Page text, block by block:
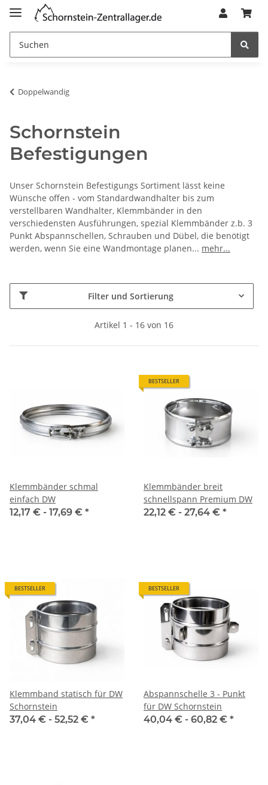
Doppelwandig
Schornstein
Befestigungen
Unser Schornstein Befestigungs Sortiment lässt keine
Wünsche offen - vom Standardwandhalter bis zum
verstellbaren Wandhalter, Klemmbänder in den
verschiedensten Ausführungen, spezial Klemmbänder z.b. 3
Punkt Abspannschellen, Schrauben und Dübel, die benötigt
werden, wenn Sie eine Wandmontage planen... mehr...
Filter und Sortierung
Artikel 1 - 16 von 16
Klemmbänder schmal
einfach DW
12,17 € - 17,69 € *
BESTSELLER
Klemmbänder breit
schnellspann Premium DW
22,12 € - 27,64 € *
BESTSELLER
Klemmband statisch für DW
Schornstein
37,04 € - 52,52 € *
BESTSELLER
Abspannschelle 3 - Punkt
für DW Schornstein
40,04 € - 60,82 € *